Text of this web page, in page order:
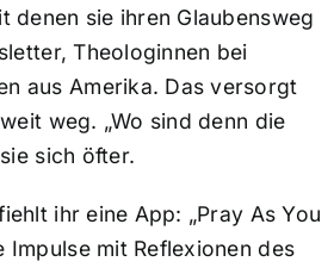
denen sie ihren Glaubensweg
Theologinnen bei
aus Amerika. Das versorgt
weg. „Wo sind denn die
sich öfter.
ihr eine App: „Pray As You
Impulse mit Reflexionen des